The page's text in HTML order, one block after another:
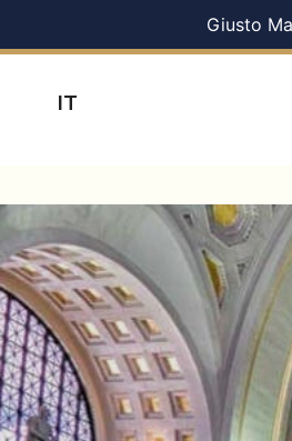
Giusto
IT